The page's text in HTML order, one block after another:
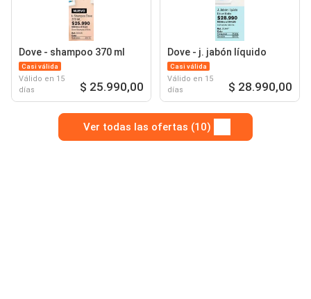
Dove - shampoo 370 ml
Casi válida
Válido en 15
días
$ 25.990,00
Dove - j. jabón líquido
Casi válida
Válido en 15
días
$ 28.990,00
Ver todas las ofertas (10)